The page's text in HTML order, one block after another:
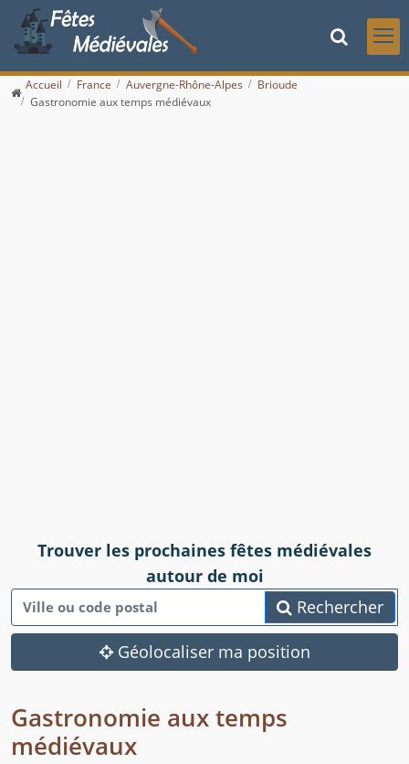
Accueil France Auvergne-Rhône-Alpes
Brioude
Gastronomie aux temps médiévaux
Trouver les prochaines fêtes médiévales
autour de moi
Rechercher
Géolocaliser ma position
Gastronomie aux temps
médiévaux